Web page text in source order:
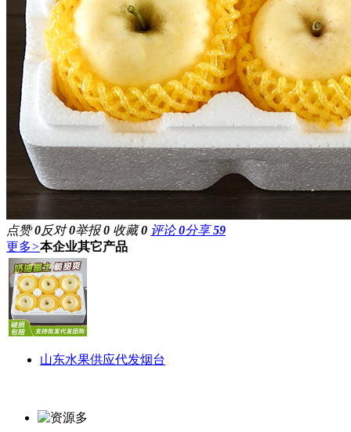
点赞0反对0举报0 收藏0 评论0分享59
更多>本企业其它产品
山东水果供应代发烟台